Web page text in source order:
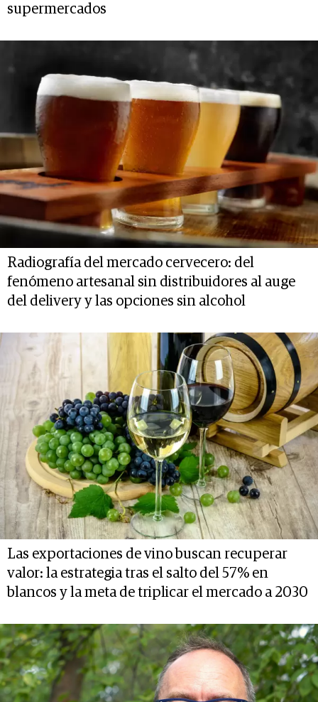
supermercados
Radiografía del mercado cervecero: del
fenómeno artesanal sin distribuidores al auge
del delivery y las opciones sin alcohol
Las exportaciones de vino buscan recuperar
valor: la estrategia tras el salto del 57% en
blancos y la meta de triplicar el mercado a 2030